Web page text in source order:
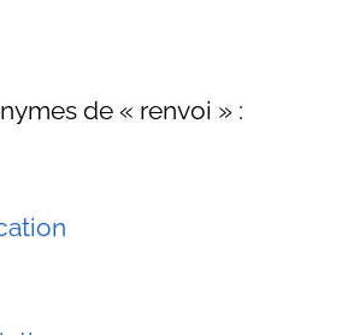
de « renvoi » :